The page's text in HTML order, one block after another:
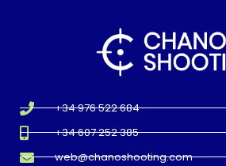
+34 976 522 684
+34 607 252 385
web@chanoshooting.com